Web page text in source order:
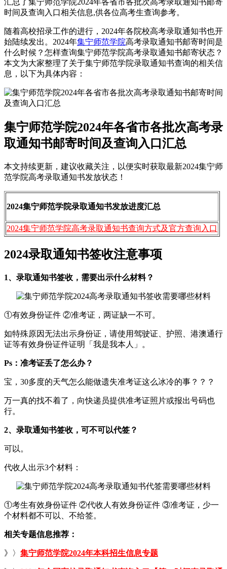
时间及查询入口相关信息,供各位高考生查询参考。
随着高校招录工作的进行，2024年各院校高考录取通知书也开
始陆续发出。2024年集宁师范学院高考录取通知书邮寄时间是
什么时候？怎样查询集宁师范学院高考录取通知书邮寄状态？
本文为大家整理了关于集宁师范学院录取通知书查询的相关信
息，以下为具体内容：
集宁师范学院2024年各省市各批次高考录
取通知书邮寄时间及查询入口汇总
本文持续更新，建议收藏关注，以便实时获取最新2024集宁师
范学院高考录取通知书发放状态！
2024集宁师范学院录取通知书发放进度汇总
2024集宁师范学院高考录取通知书查询方式及官方查询入口
2024录取通知书签收注意事项
1、录取通知书签收，需要出示什么材料？
①有效身份证件 ②准考证，两证缺一不可。
如特殊原因无法出示身份证，请使用驾驶证、护照、港澳通行
证等有效身份证件证明「我是我本人」。
Ps：准考证丢了怎么办？
宝，30多度的天气怎么能做遗失准考证这么冰冷的事？？？
万一真的找不着了，向快递员提供准考证照片或报出号码也
行。
2、录取通知书签收，可不可以代签？
可以。
代收人出示3个材料：
①考生有效身份证件 ②代收人有效身份证件 ③准考证，少一
个材料都不可以、不给签。
相关专题信息推荐：
》〉 集宁师范学院2024年本科招生信息专题